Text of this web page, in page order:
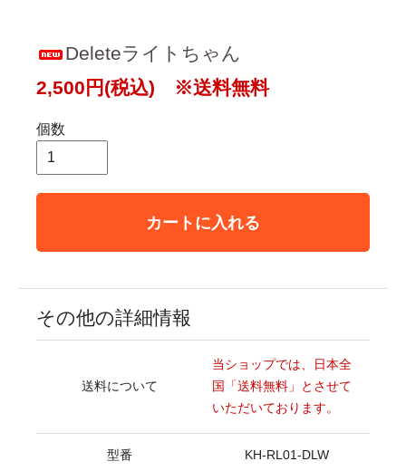
Deleteライトちゃん
2,500円(税込) ※送料無料
個数
カートに入れる
その他の詳細情報
送料について
当ショップでは、日本全
国「送料無料」とさせて
いただいております。
型番 KH-RL01-DLW